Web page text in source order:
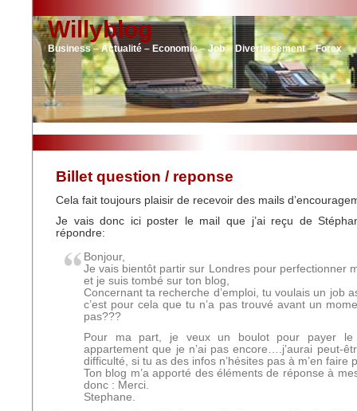
Willyblog
Business – Actualité – Economie – Job – Divertissement – Forex
Billet question / reponse
Cela fait toujours plaisir de recevoir des mails
Je vais donc ici poster le mail que j’ai reçu de
répondre:
Bonjour,
Je vais bientôt partir sur Londres pour perfectionner
et je suis tombé sur ton blog,
Concernant ta recherche d’emploi, tu voulais un job
c’est pour cela que tu n’a pas trouvé avant un
pas???
Pour ma part, je veux un boulot pour payer le
appartement que je n’ai pas encore….j’aurai peut-
difficulté, si tu as des infos n’hésites pas à m’en faire
Ton blog m’a apporté des éléments de réponse à
donc : Merci.
Stephane.